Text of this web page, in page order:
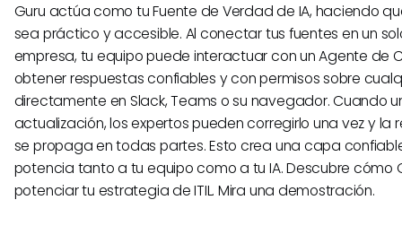
Guru actúa como tu Fuente de Verdad de IA, haciendo
sea práctico y accesible. Al conectar tus fuentes en un
empresa, tu equipo puede interactuar con un Agente de
obtener respuestas confiables y con permisos sobre
directamente en Slack, Teams o su navegador. Cuando
actualización, los expertos pueden corregirlo una vez y la
se propaga en todas partes. Esto crea una capa
potencia tanto a tu equipo como a tu IA. Descubre cómo
potenciar tu estrategia de ITIL. Mira una demostración.